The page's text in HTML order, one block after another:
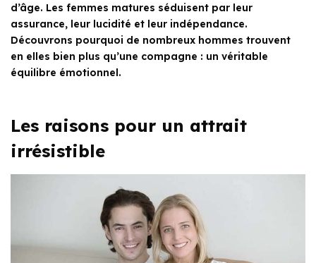
d’âge. Les femmes matures séduisent par leur
assurance, leur lucidité et leur indépendance.
Découvrons pourquoi de nombreux hommes trouvent
en elles bien plus qu’une compagne : un véritable
équilibre émotionnel.
Les raisons pour un attrait
irrésistible